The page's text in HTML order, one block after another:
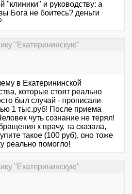
"клиники" и руководству: а
Бога не боитесь? деньги
"Екатерининскую"
в Екатерининской
которые стоят реально
был случай - прописали
1 тыс.руб! После приема
чуть сознание не терял!
к врачу, та сказала,
такое (100 руб), оно тоже
реально помогло!
"Екатерининскую"